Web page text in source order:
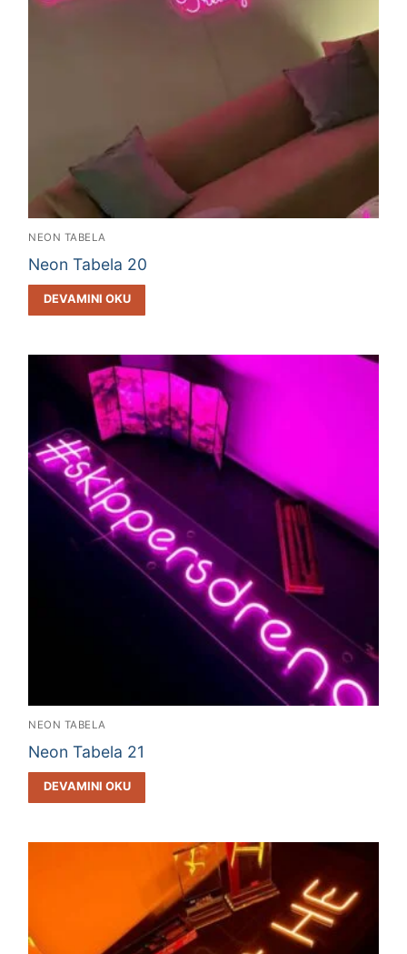
NEON TABELA
Neon Tabela 20
DEVAMINI OKU
NEON TABELA
Neon Tabela 21
DEVAMINI OKU